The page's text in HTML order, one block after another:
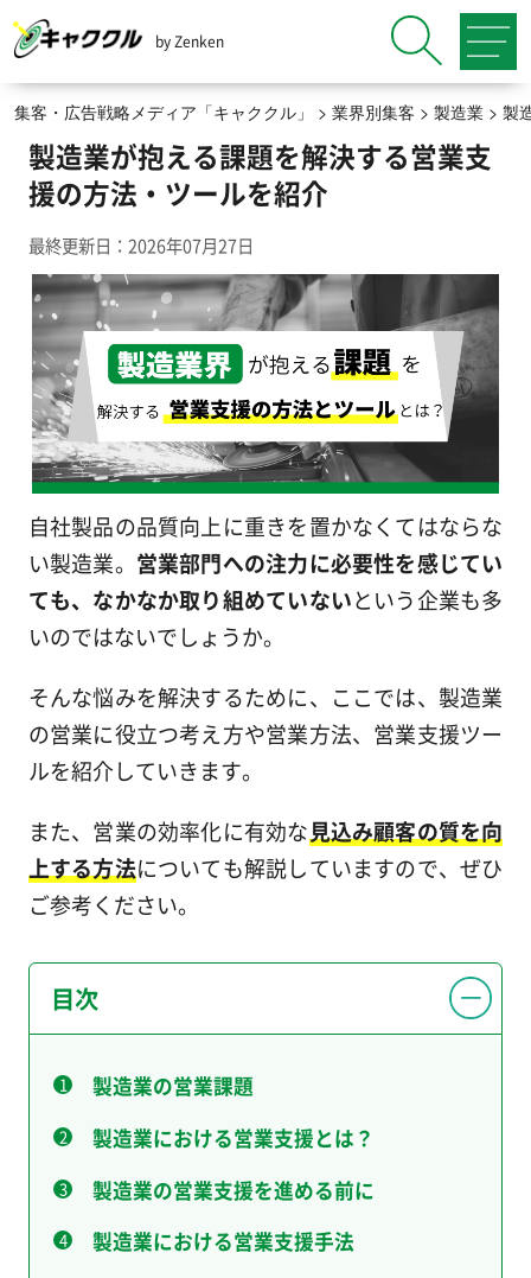
by Zenken
集客・広告戦略メディア「キャククル」 > 業界別集客 > 製造業> 製
製造業が抱える課題を解決する営業支
援の方法・ツールを紹介
最終更新日：2026年07月27日
自社製品の品質向上に重きを置かなくてはならな
い製造業。 営業部門への注力に必要性を感じてい
ても、なかなか取り組めていないという企業も多
いのではないでしょうか。
そんな悩みを解決するために、ここでは、製造業
の営業に役立つ考え方や営業方法、営業支援ツー
ルを紹介していきます。
また、営業の効率化に有効な見込み顧客の質を向
上する方法についても解説していますので、ぜひ
ご参考ください。
目次
製造業の営業課題
製造業における営業支援とは？
製造業の営業支援を進める前に
製造業における営業支援手法